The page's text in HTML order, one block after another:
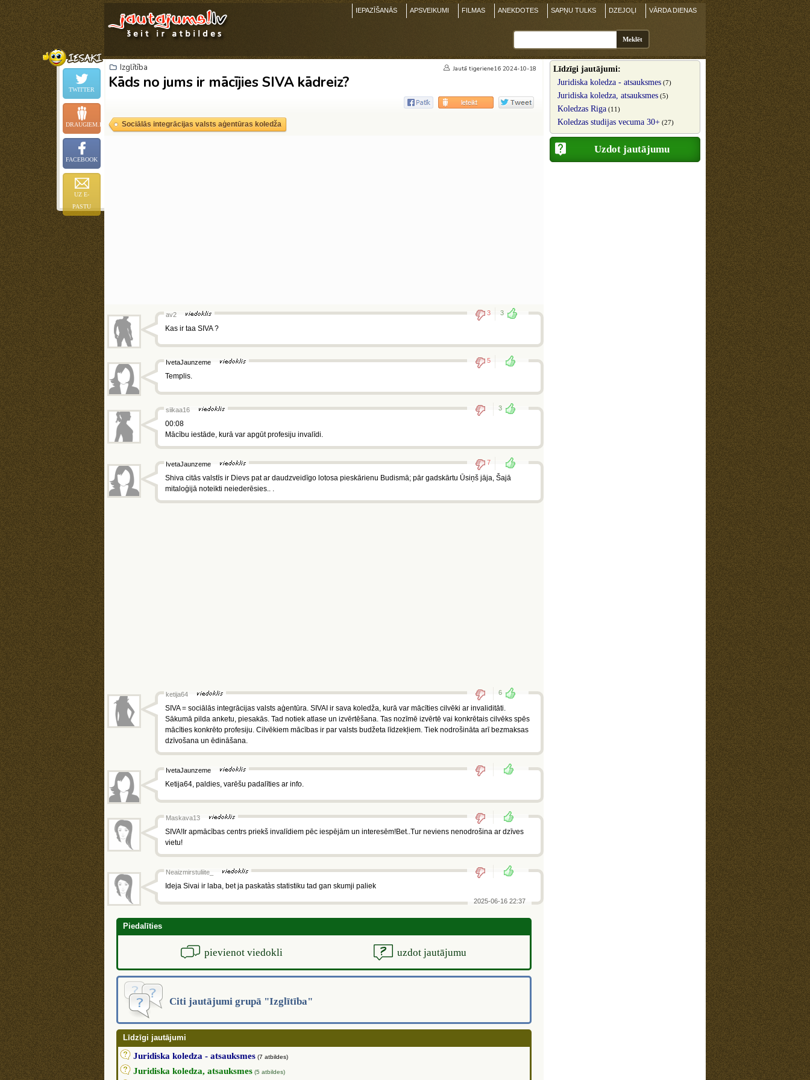
IEPAZĪŠANĀS APSVEIKUMI FILMAS ANEKDOTES SAPŅU TULKS DZEJOĻI VĀRDA DIENAS
Izglītība
Kāds no jums ir mācījies SIVA kādreiz?
Jautā tigeriene162024-10-18
Sociālās integrācijas valsts aģentūras koledža
av2 3 3
Kas ir taa SIVA ?
IvetaJaunzeme 5
Templis.
siikaa16 3
00:08
Mācību iestāde, kurā var apgūt profesiju invalīdi.
IvetaJaunzeme 7
Shiva citās valstīs ir Dievs pat ar daudzveidīgo lotosa pieskārienu Budismā; pār gadskārtu Ūsiņš jāja, Šajā
mitaloģijā noteikti neiederēsies.. .
ketija64 6
SIVA = sociālās integrācijas valsts aģentūra. SIVAI ir sava koledža, kurā var mācīties cilvēki ar invaliditāti.
Sākumā pilda anketu, piesakās. Tad notiek atlase un izvērtēšana. Tas nozīmē izvērtē vai konkrētais cilvēks spēs
mācīties konkrēto profesiju. Cilvēkiem mācības ir par valsts budžeta līdzekļiem. Tiek nodrošināta arī bezmaksas
dzīvošana un ēdināšana.
IvetaJaunzeme
Ketija64, paldies, varēšu padalīties ar info.
Maskava13
SIVA!Ir apmācības centrs priekš invalīdiem pēc iespējām un interesēm!Bet..Tur neviens nenodrošina ar dzīves
vietu!
Neaizmirstuliite_
Ideja Sivai ir laba, bet ja paskatàs statistiku tad gan skumji paliek
2025-06-16 22:37
Piedalīties
pievienot viedokli uzdot jautājumu
Citi jautājumi grupā "Izglītība"
Līdzīgi jautājumi
Juridiska koledza - atsauksmes (7 atbildes)
Juridiska koledza, atsauksmes (5 atbildes)
Līdzīgi jautājumi:
Juridiska koledza - atsauksmes(7)
Juridiska koledza, atsauksmes(5)
Koledzas Riga(11)
Koledzas studijas vecuma 30+(27)
Uzdot jautājumu
TWITTER
DRAUGIEM.LV
FACEBOOK
UZ E-
PASTU